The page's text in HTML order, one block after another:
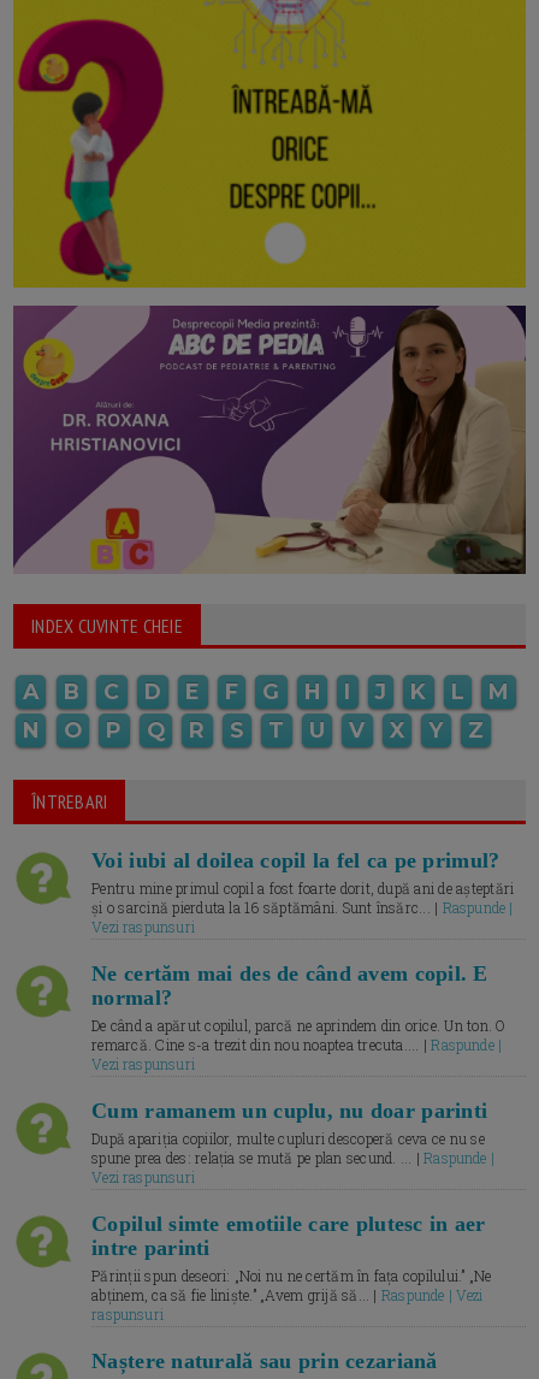
INDEX CUVINTE CHEIE
A B C D E F G H I J K L
M
N
O P Q R S T U V X Y Z
ÎNTREBARI
Voi iubi al doilea copil la fel ca pe primul?
Pentru mine primul copil a fost foarte dorit, după ani de așteptări
și o sarcină pierduta la 16 săptămâni. Sunt însărc... | Raspunde |
Vezi raspunsuri
Ne certăm mai des de când avem copil. E
normal?
De când a apărut copilul, parcă ne aprindem din orice. Un ton. O
remarcă. Cine s-a trezit din nou noaptea trecuta.... |Raspunde |
Vezi raspunsuri
Cum ramanem un cuplu, nu doar parinti
După apariția copiilor, multe cupluri descoperă ceva ce nu se
spune prea des: relația se mută pe plan secund. ... |Raspunde |
Vezi raspunsuri
Copilul simte emotiile care plutesc in aer
intre parinti
Părinții spun deseori: „Noi nu ne certăm în fața copilului.” „Ne
abținem, ca să fie liniște.” „Avem grijă să... | Raspunde | Vezi
raspunsuri
Naștere naturală sau prin cezariană